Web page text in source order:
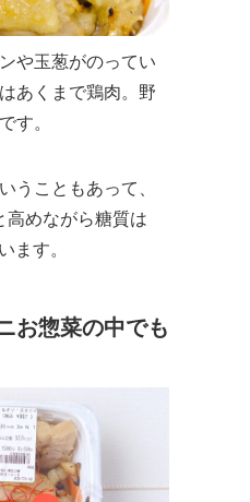
や玉葱がのってい
あくまで鶏肉。野
す。
うこともあって、
高めながら糖質は
ます。
お惣菜の中でも